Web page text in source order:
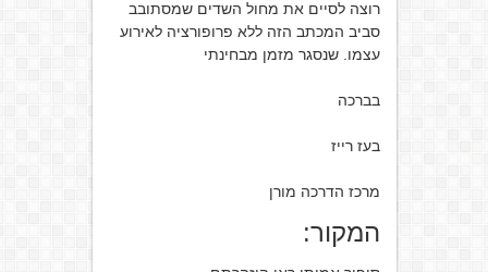
רוצה לסיים את מחול השדים שמסתובב
סביב המכתב הזה ללא פרופורציה לאירוע
עצמו. שנסגר מזמן מבחינתי
בברכה
בעז רייז
מרכז הדרכה מורן
המקור: